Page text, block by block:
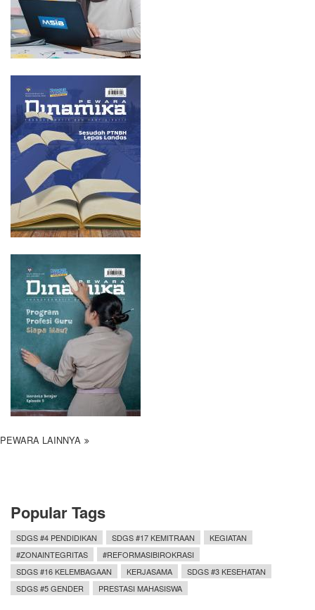
PEWARA LAINNYA
Popular Tags
SDGS #4 PENDIDIKAN SDGS #17 KEMITRAAN
KEGIATAN
#ZONAINTEGRITAS
#REFORMASIBIROKRASI
SDGS #16 KELEMBAGAAN
KERJASAMA
SDGS #3 KESEHATAN
SDGS #5 GENDER
PRESTASI MAHASISWA